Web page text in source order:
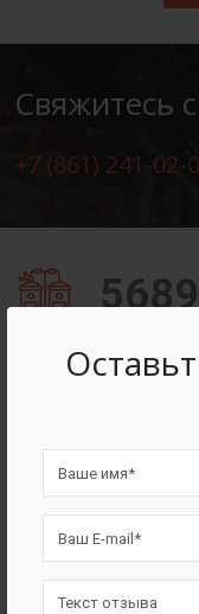
Свяжитесь
+7 (861) 241-02-
5689
Счастливых клиентов